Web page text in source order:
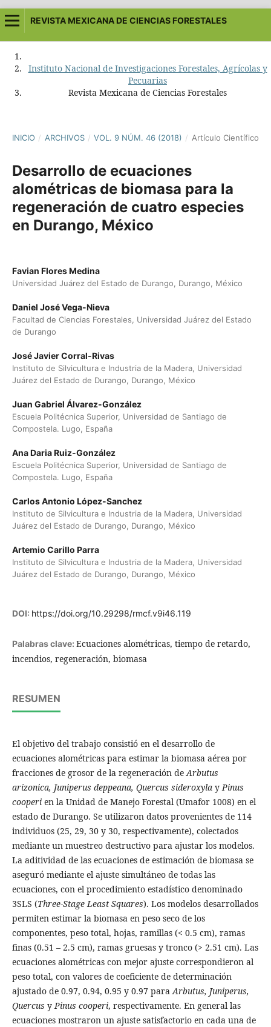
REVISTA MEXICANA DE CIENCIAS FORESTALES
Instituto Nacional de Investigaciones Forestales, Agrícolas y
Pecuarias
Revista Mexicana de Ciencias Forestales
INICIO / ARCHIVOS / VOL. 9 NÚM. 46 (2018) / Artículo Científico
Desarrollo de ecuaciones
alométricas de biomasa para la
regeneración de cuatro especies
en Durango, México
Favian Flores Medina
Universidad Juárez del Estado de Durango, Durango, México
Daniel José Vega-Nieva
Facultad de Ciencias Forestales, Universidad Juárez del Estado
de Durango
José Javier Corral-Rivas
Instituto de Silvicultura e Industria de la Madera, Universidad
Juárez del Estado de Durango, Durango, México
Juan Gabriel Álvarez-González
Escuela Politécnica Superior, Universidad de Santiago de
Compostela. Lugo, España
Ana Daria Ruiz-González
Escuela Politécnica Superior, Universidad de Santiago de
Compostela. Lugo, España
Carlos Antonio López-Sanchez
Instituto de Silvicultura e Industria de la Madera, Universidad
Juárez del Estado de Durango, Durango, México
Artemio Carillo Parra
Instituto de Silvicultura e Industria de la Madera, Universidad
Juárez del Estado de Durango, Durango, México
DOI: https://doi.org/10.29298/rmcf.v9i46.119
Palabras clave: Ecuaciones alométricas, tiempo de retardo,
incendios, regeneración, biomasa
RESUMEN
El objetivo del trabajo consistió en el desarrollo de
ecuaciones alométricas para estimar la biomasa aérea por
fracciones de grosor de la regeneración deArbutus
arizonica, Juniperus deppeana, Quercus sideroxylayPinus
cooperi en la Unidad de Manejo Forestal (Umafor 1008) en el
estado de Durango. Se utilizaron datos provenientes de 114
individuos (25, 29, 30 y 30, respectivamente), colectados
mediante un muestreo destructivo para ajustar los modelos.
La aditividad de las ecuaciones de estimación de biomasa se
aseguró mediante el ajuste simultáneo de todas las
ecuaciones, con el procedimiento estadístico denominado
3SLS (Three-Stage Least Squares). Los modelos desarrollados
permiten estimar la biomasa en peso seco de los
componentes, peso total, hojas, ramillas (< 0.5 cm), ramas
finas (0.51 – 2.5 cm), ramas gruesas y tronco (> 2.51 cm). Las
ecuaciones alométricas con mejor ajuste correspondieron al
peso total, con valores de coeficiente de determinación
ajustado de 0.97, 0.94, 0.95 y 0.97 paraArbutus, Juniperus,
Quercus yPinus cooperi, respectivamente. En general las
ecuaciones mostraron un ajuste satisfactorio en cada una de